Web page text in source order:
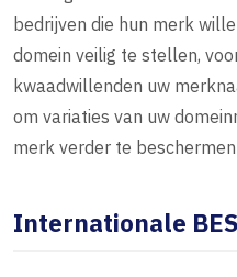
bedrijven die hun merk
domein veilig te stellen,
kwaadwillenden uw
om variaties van uw
merk verder te
Internationale